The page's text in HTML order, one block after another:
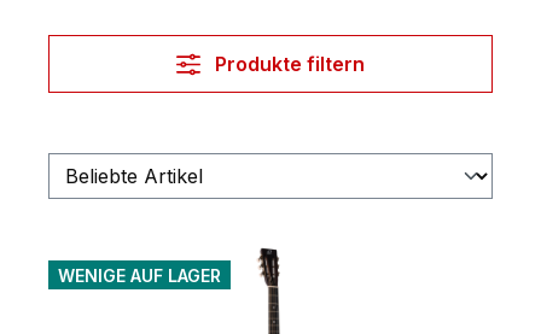
Produkte filtern
WENIGE AUF LAGER